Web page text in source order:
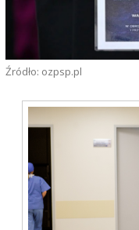
Źródło: ozpsp.pl